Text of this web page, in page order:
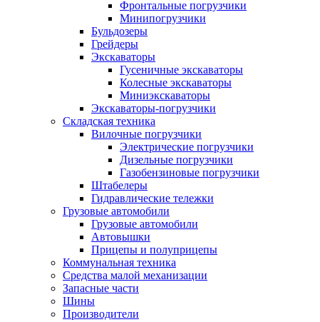
Фронтальные погрузчики
Минипогрузчики
Бульдозеры
Грейдеры
Экскаваторы
Гусеничные экскаваторы
Колесные экскаваторы
Миниэкскаваторы
Экскаваторы-погрузчики
Складская техника
Вилочные погрузчики
Электрические погрузчики
Дизельные погрузчики
Газобензиновые погрузчики
Штабелеры
Гидравлические тележки
Грузовые автомобили
Грузовые автомобили
Автовышки
Прицепы и полуприцепы
Коммунальная техника
Средства малой механизации
Запасные части
Шины
Производители